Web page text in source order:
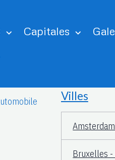
Capitales
Villes
Bruxelles